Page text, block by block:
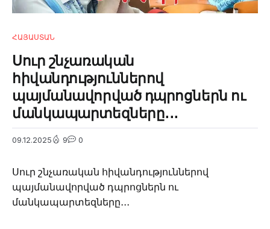
ՀԱՅԱՍՏԱՆ
Սուր շնչառական
հիվանդություններով
պայմանավորված դպրոցներն ու
մանկապարտեզները․․․
09.12.2025 9 0
Սուր շնչառական հիվանդություններով
պայմանավորված դպրոցներն ու
մանկապարտեզները․․․